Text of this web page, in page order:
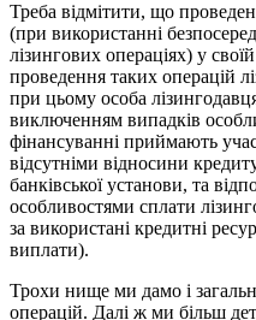
Треба відмітити, що
(при використанні
лізингових операціях) у своїй
проведення таких операцій
при цьому особа
виключенням випадків
фінансуванні приймають
відсутніми відносини
банківської установи, та
особливостями сплати
за використані кредитні
виплати).
Трохи нище ми дамо і
операцій. Далі ж ми більш